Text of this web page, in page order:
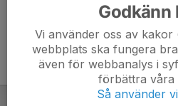
Godkänn
Vi använder oss av
webbplats ska fungera
även för webbanalys i
förbättra våra
Så använder